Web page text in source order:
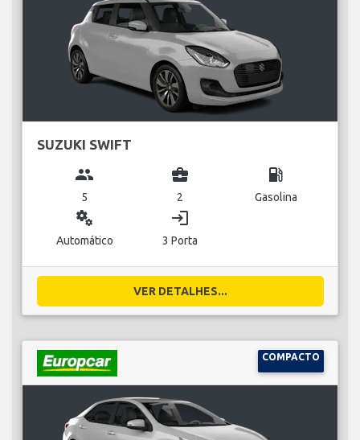
SUZUKI SWIFT
group
5
business_center
2
local_gas_station
Gasolina
miscellaneous_services
Automático
login
3 Porta
VER DETALHES...
COMPACTO